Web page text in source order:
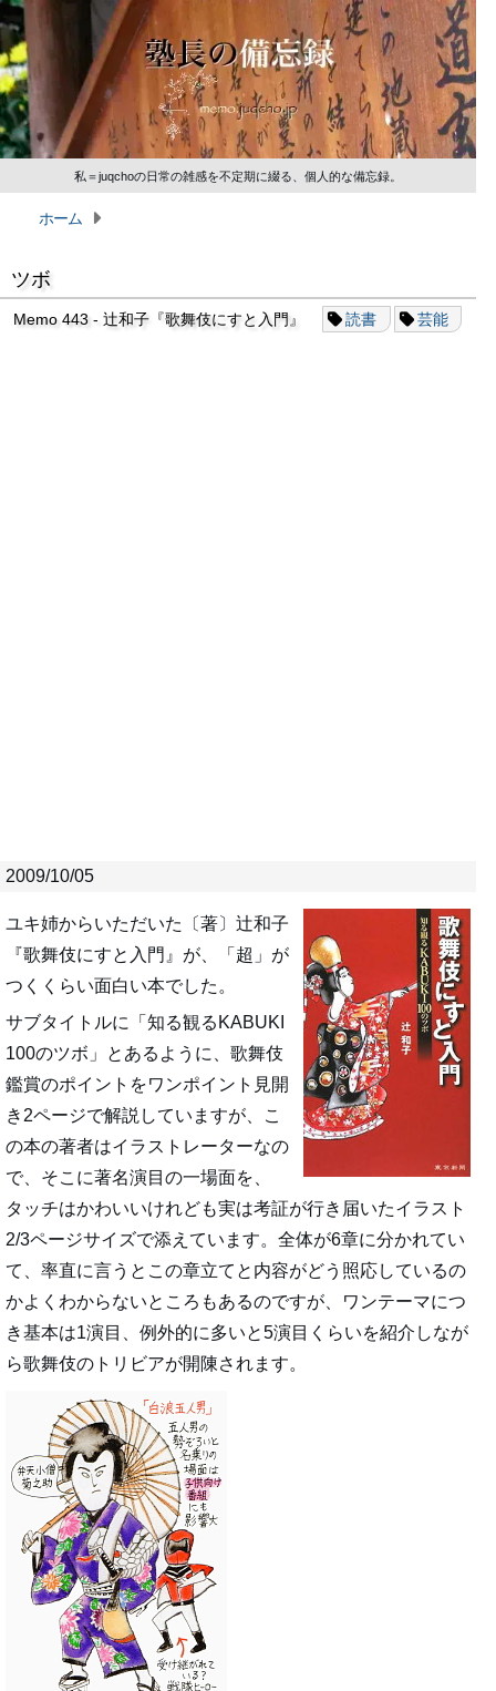
私＝juqchoの日常の雑感を不定期に綴る、個人的な備忘録。
ホーム
ツボ
Memo 443 - 辻和子『歌舞伎にすと入門』 読書 芸能
2009/10/05
ユキ姉からいただいた〔著〕辻和子
『歌舞伎にすと入門』が、「超」が
つくくらい面白い本でした。
サブタイトルに「知る観るKABUKI
100のツボ」とあるように、歌舞伎
鑑賞のポイントをワンポイント見開
き2ページで解説していますが、こ
の本の著者はイラストレーターなの
で、そこに著名演目の一場面を、
タッチはかわいいけれども実は考証が行き届いたイラスト
2/3ページサイズで添えています。全体が6章に分かれてい
て、率直に言うとこの章立てと内容がどう照応しているの
かよくわからないところもあるのですが、ワンテーマにつ
き基本は1演目、例外的に多いと5演目くらいを紹介しなが
ら歌舞伎のトリビアが開陳されます。